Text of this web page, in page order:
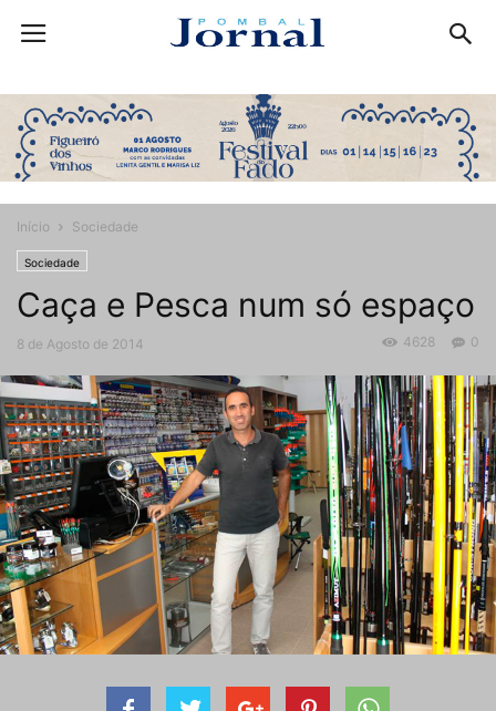
Início Sociedade
Sociedade
Caça e Pesca num só espaço
8 de Agosto de 2014 0
4628